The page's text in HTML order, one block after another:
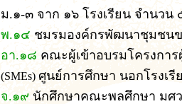
ม.๑-๓ จาก ๑๖ โรงเรียน จำนวน
พ.๑๔ ชมรมองค์กรพัฒนาชุมชน
อา.๑๘ คณะผู้เข้าอบรมโครงกา
(SMEs) ศูนย์การศึกษา นอกโรงเ
จ.๑๙ นักศึกษาคณะพลศึกษา มศ